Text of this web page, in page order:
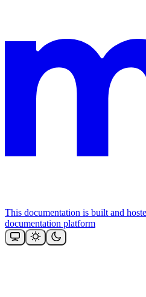
This documentation is built and
documentation platform